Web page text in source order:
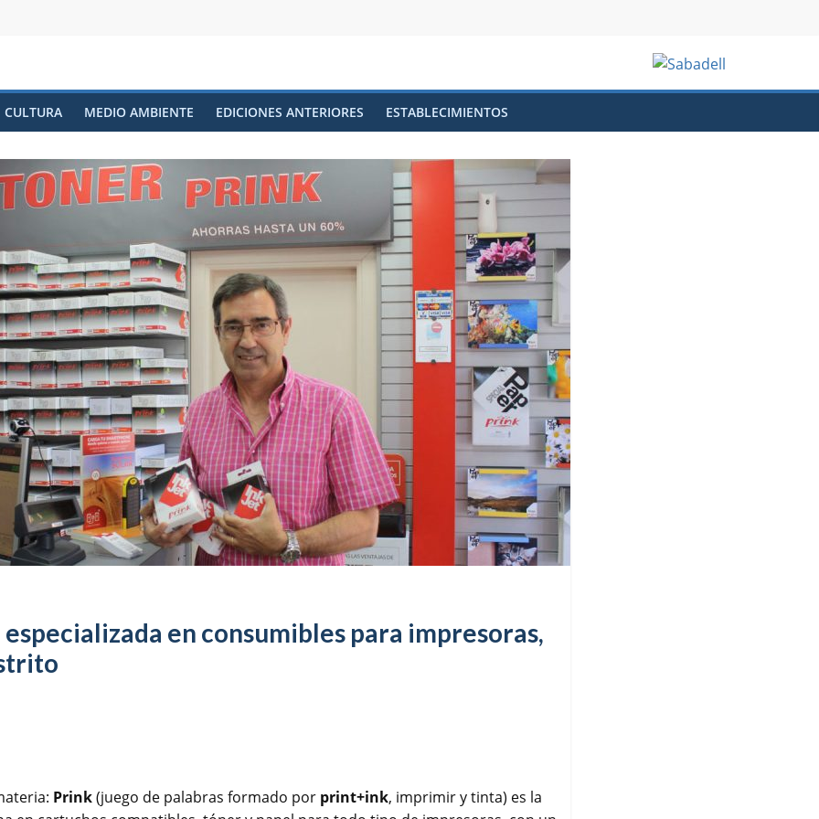
CULTURA MEDIO AMBIENTE EDICIONES ANTERIORES ESTABLECIMIENTOS
en consumibles para impresoras,
Prink(juego de palabras formado por print+ink, imprimir y tinta) es la